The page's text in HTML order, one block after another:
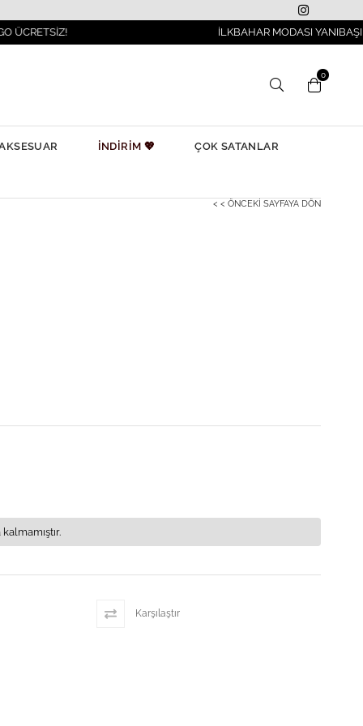
İLKBAHAR MODASI YANIBAŞINIZDA!
0
İNDİRİM 💖 ÇOK SATANLAR
< < ÖNCEKI SAYFAYA DÖN
Karşılaştır